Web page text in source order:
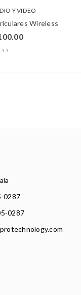
Y VIDEO
Wireless
0287
0287